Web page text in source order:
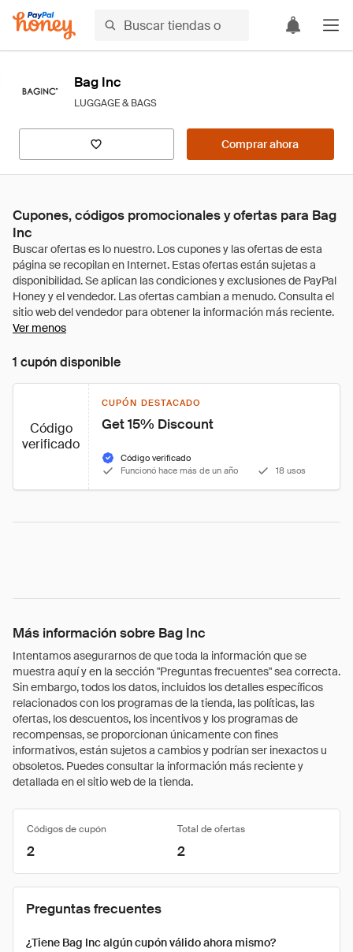
Bag Inc
LUGGAGE & BAGS
Comprar ahora
Cupones, códigos promocionales y ofertas para Bag
Inc
Ver menos
1 cupón disponible
Código
verificado
CUPÓN DESTACADO
Get 15% Discount
Código verificado
Funcionó hace más de un año
18 usos
Más información sobre Bag Inc
Intentamos asegurarnos de que toda la información que se
muestra aquí y en la sección "Preguntas frecuentes" sea correcta.
Sin embargo, todos los datos, incluidos los detalles específicos
relacionados con los programas de la tienda, las políticas, las
ofertas, los descuentos, los incentivos y los programas de
recompensas, se proporcionan únicamente con fines
informativos, están sujetos a cambios y podrían ser inexactos u
obsoletos. Puedes consultar la información más reciente y
detallada en el sitio web de la tienda.
Códigos de cupón Total de ofertas
2 2
Preguntas frecuentes
¿Tiene Bag Inc algún cupón válido ahora mismo?